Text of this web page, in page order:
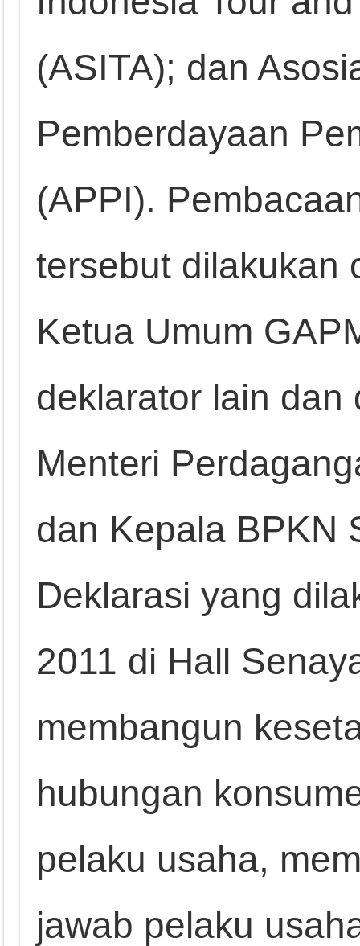
(ASITA); dan
Pemberdayaan
(APPI).
tersebut dilakukan
Ketua Umum
deklarator lain dan
Menteri
dan Kepala BPKN
Deklarasi yang
2011 di Hall
membangun
hubungan
pelaku usaha,
jawab pelaku